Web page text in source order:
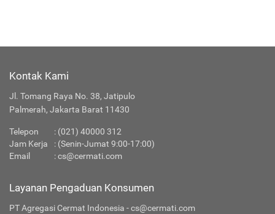
Kontak Kami
Jl. Tomang Raya No. 38, Jatipulo
Palmerah, Jakarta Barat 11430
Telepon : (021) 40000 312
Jam Kerja
: (Senin-Jumat 9:00-17:00)
Email
:cs@cermati.com
Layanan Pengaduan Konsumen
PT Agregasi Cermat Indonesia - cs@cermati.com